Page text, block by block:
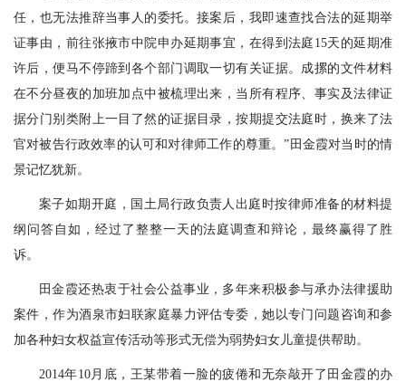
任，也无法推辞当事人的委托。接案后，我即速查找合法的延期举
证事由，前往张掖市中院申办延期事宜，在得到法庭15天的延期准
许后，便马不停蹄到各个部门调取一切有关证据。成摞的文件材料
在不分昼夜的加班加点中被梳理出来，当所有程序、事实及法律证
据分门别类附上一目了然的证据目录，按期提交法庭时，换来了法
官对被告行政效率的认可和对律师工作的尊重。”田金霞对当时的情
景记忆犹新。
案子如期开庭，国土局行政负责人出庭时按律师准备的材料提
纲问答自如，经过了整整一天的法庭调查和辩论，最终赢得了胜
诉。
田金霞还热衷于社会公益事业，多年来积极参与承办法律援助
案件，作为酒泉市妇联家庭暴力评估专委，她以专门问题咨询和参
加各种妇女权益宣传活动等形式无偿为弱势妇女儿童提供帮助。
2014年10月底，王某带着一脸的疲倦和无奈敲开了田金霞的办